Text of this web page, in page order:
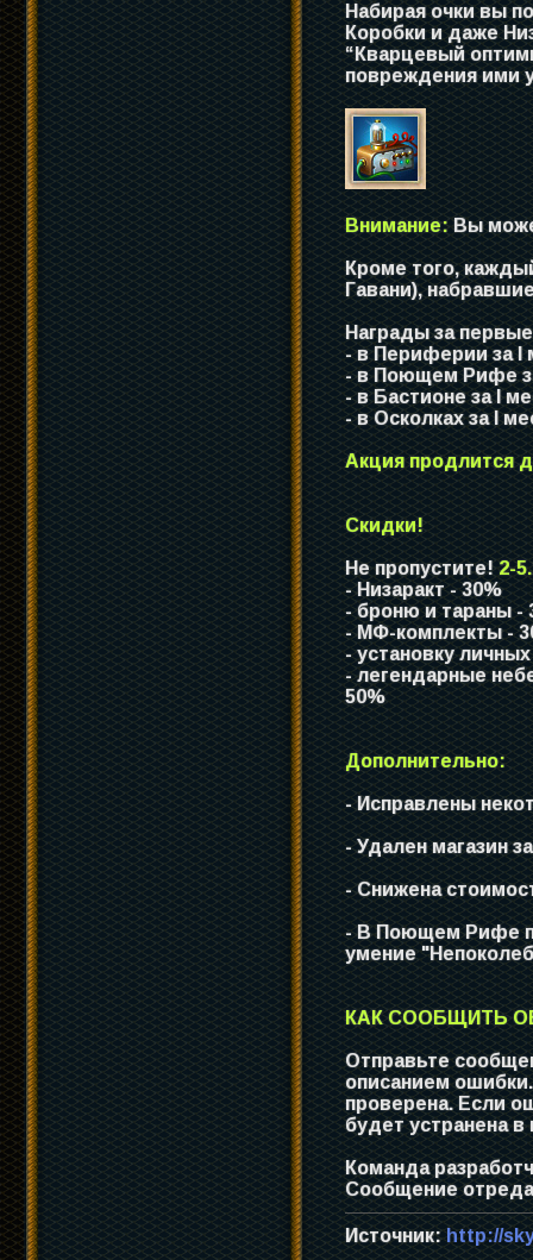
Набирая очки вы
Коробки и даже
“Кварцевый
повреждения ими
Внимание: Вы
Кроме того,
Гавани),
Награды за
- в Периферии за I
- в Поющем Рифе за
- в Бастионе за I
- в Осколках за I
Акция продлится
Скидки!
Не пропустите! 2-
- Низаракт - 30%
- броню и тараны -
- МФ-комплекты -
- установку
- легендарные
50%
Дополнительно:
- Исправлены
- Удален магазин
- Снижена
- В Поющем Рифе
умение
КАК СООБЩИТЬ
Отправьте
описанием
проверена. Если
будет устранена в
Команда
Сообщение
Источник: http://